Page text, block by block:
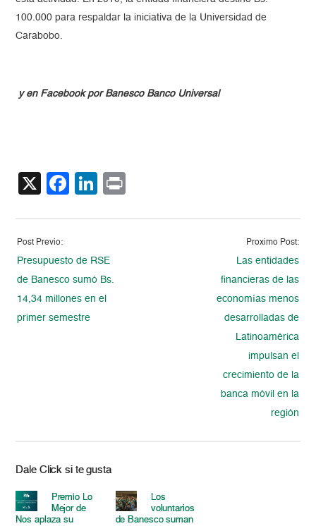
100.000 para respaldar la iniciativa de la Universidad de
Carabobo.
y en Facebook por Banesco Banco Universal
X Facebook
LinkedIn
Post Previo:
Presupuesto de RSE
de Banesco sumó Bs.
14,34 millones en el
primer semestre
Proximo Post:
Las entidades
financieras de las
economías menos
desarrolladas de
Latinoamérica
impulsan el
crecimiento de la
banca móvil en la
región
Dale Click si te gusta
Premio Lo
Mejor de
Nos aplaza su
Los
voluntarios
de Banesco suman